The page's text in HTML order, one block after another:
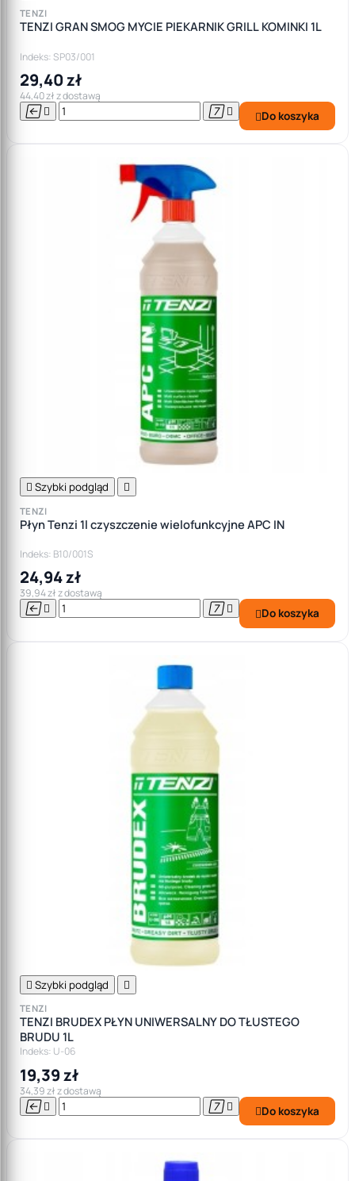
TENZI
TENZI GRAN SMOG MYCIE PIEKARNIK GRILL KOMINKI 1L
Indeks: SP03/001
29,40 zł
44,40 zł z dostawą
    Do koszyka
 Szybki podgląd 
TENZI
Płyn Tenzi 1l czyszczenie wielofunkcyjne APC IN
Indeks: B10/001S
24,94 zł
39,94 zł z dostawą
    Do koszyka
 Szybki podgląd 
TENZI
TENZI BRUDEX PŁYN UNIWERSALNY DO TŁUSTEGO
BRUDU 1L
Indeks: U-06
19,39 zł
34,39 zł z dostawą
    Do koszyka